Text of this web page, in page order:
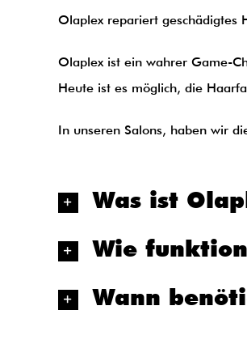
Olaplex repariert geschädigtes
Olaplex ist ein wahrer Game-
Heute ist es möglich, die
In unseren Salons, haben wir
Was ist
Wie
Wann